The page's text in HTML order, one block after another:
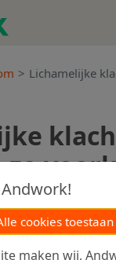
Lichamelijke
zo
Walcookies toestaan
maken wij,